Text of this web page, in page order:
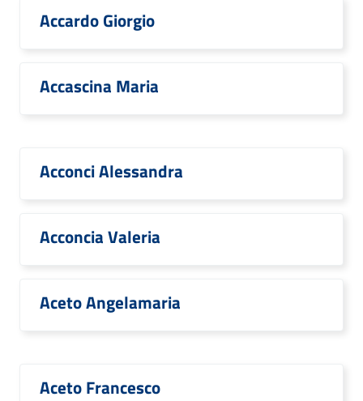
Accardo Giorgio
Accascina Maria
Acconci Alessandra
Acconcia Valeria
Aceto Angelamaria
Aceto Francesco